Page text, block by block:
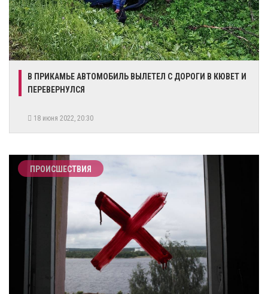
В ПРИКАМЬЕ АВТОМОБИЛЬ ВЫЛЕТЕЛ С ДОРОГИ В КЮВЕТ И
ПЕРЕВЕРНУЛСЯ
18 июня 2022, 20:30
ПРОИСШЕСТВИЯ